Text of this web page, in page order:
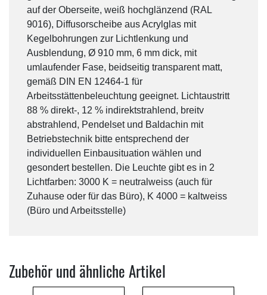
auf der Oberseite, weiß hochglänzend (RAL
9016), Diffusorscheibe aus Acrylglas mit
Kegelbohrungen zur Lichtlenkung und
Ausblendung, Ø 910 mm, 6 mm dick, mit
umlaufender Fase, beidseitig transparent matt,
gemäß DIN EN 12464-1 für
Arbeitsstättenbeleuchtung geeignet. Lichtaustritt
88 % direkt-, 12 % indirektstrahlend, breitv
abstrahlend, Pendelset und Baldachin mit
Betriebstechnik bitte entsprechend der
individuellen Einbausituation wählen und
gesondert bestellen. Die Leuchte gibt es in 2
Lichtfarben: 3000 K = neutralweiss (auch für
Zuhause oder für das Büro), K 4000 = kaltweiss
(Büro und Arbeitsstelle)
Zubehör und ähnliche Artikel